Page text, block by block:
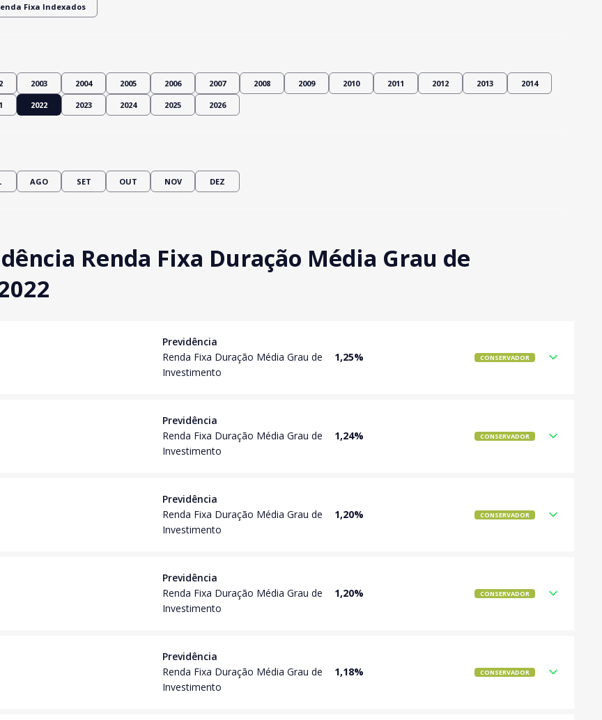
Fixa Indexados
2003 2004 2005 2006 2007 2008 2009 2010 2011 2012 2013 2014
2022 2023 2024 2025 2026
AGO SET OUT NOV DEZ
Renda Fixa Duração Média Grau de
Previdência
Renda Fixa Duração Média Grau de
Investimento
1,25% CONSERVADOR
Previdência
Renda Fixa Duração Média Grau de
Investimento
1,24% CONSERVADOR
Previdência
Renda Fixa Duração Média Grau de
Investimento
1,20% CONSERVADOR
Previdência
Renda Fixa Duração Média Grau de
Investimento
1,20% CONSERVADOR
Previdência
Renda Fixa Duração Média Grau de
Investimento
1,18% CONSERVADOR